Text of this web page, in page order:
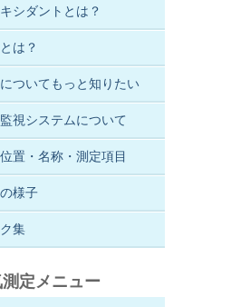
シダントとは？
は？
ついてもっと知りたい
視システムについて
置・名称・測定項目
様子
集
定メニュー